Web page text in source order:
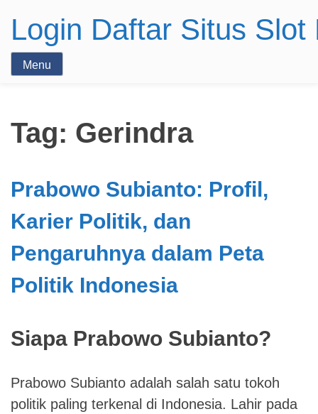
Login Daftar Situs Slot
Menu
Tag: Gerindra
Prabowo Subianto: Profil,
Karier Politik, dan
Pengaruhnya dalam Peta
Politik Indonesia
Siapa Prabowo Subianto?
Prabowo Subianto adalah salah satu tokoh
politik paling terkenal di Indonesia. Lahir pada